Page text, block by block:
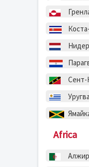
Сент-
Africa
Алжир